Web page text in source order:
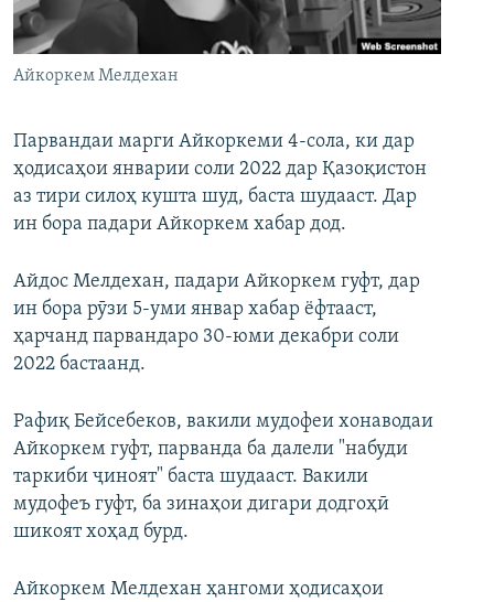
ГУЗОРИШҲОИ РАДИОӢ
Русский
Айкоркем Мелдехан
Парвандаи марги Айкоркеми 4-сола, ки дар
ҳодисаҳои январии соли 2022 дар Қазоқистон
аз тири силоҳ кушта шуд, баста шудааст. Дар
ин бора падари Айкоркем хабар дод.
Айдос Мелдехан, падари Айкоркем гуфт, дар
ин бора рӯзи 5-уми январ хабар ёфтааст,
ҳарчанд парвандаро 30-юми декабри соли
2022 бастаанд.
Рафиқ Бейсебеков, вакили мудофеи хонаводаи
Айкоркем гуфт, парванда ба далели "набуди
таркиби ҷиноят" баста шудааст. Вакили
мудофеъ гуфт, ба зинаҳои дигари додгоҳӣ
шикоят хоҳад бурд.
Айкоркем Мелдехан ҳангоми ҳодисаҳои